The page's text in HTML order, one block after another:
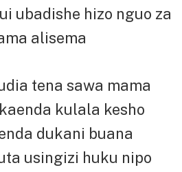
ubadishe hizo nguo za
alisema
tena sawa mama
kulala kesho
dukani buana
usingizi huku nipo